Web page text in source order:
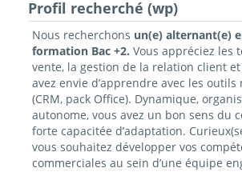
Profil recherché (wp)
Nous recherchons un(e) alternant(e)
formation Bac +2. Vous appréciez les
vente, la gestion de la relation client et
avez envie d’apprendre avec les
(CRM, pack Office). Dynamique,
autonome, vous avez un bon sens du
forte capacitée d’adaptation.
vous souhaitez développer vos
commerciales au sein d’une équipe